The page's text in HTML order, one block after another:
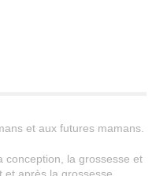
et aux futures mamans.
conception, la grossesse et